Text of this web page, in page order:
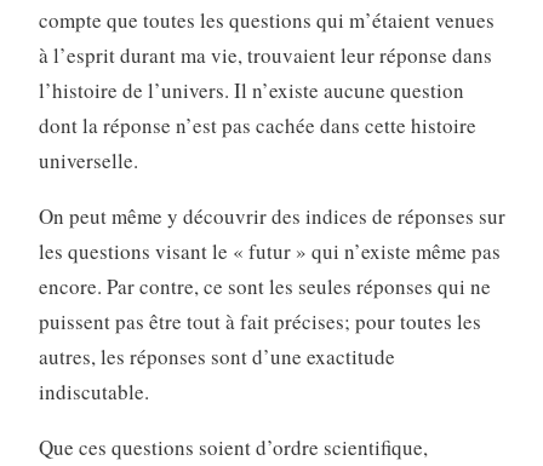
compte que toutes les questions qui m’étaient venues
à l’esprit durant ma vie, trouvaient leur réponse dans
l’histoire de l’univers. Il n’existe aucune question
dont la réponse n’est pas cachée dans cette histoire
universelle.
On peut même y découvrir des indices de réponses sur
les questions visant le « futur » qui n’existe même pas
encore. Par contre, ce sont les seules réponses qui ne
puissent pas être tout à fait précises; pour toutes les
autres, les réponses sont d’une exactitude
indiscutable.
Que ces questions soient d’ordre scientifique,